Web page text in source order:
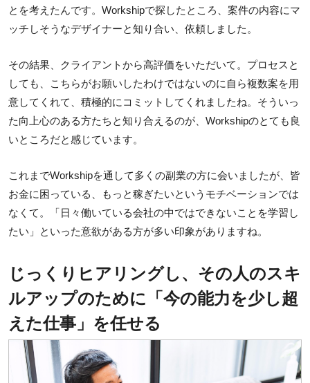
とを考えたんです。Workshipで探したところ、案件の内容にマ
ッチしそうなデザイナーと知り合い、依頼しました。
その結果、クライアントから高評価をいただいて。プロセスと
しても、こちらがお願いしたわけではないのに自ら複数案を用
意してくれて、積極的にコミットしてくれましたね。そういっ
た向上心のある方たちと知り合えるのが、Workshipのとても良
いところだと感じています。
これまでWorkshipを通して多くの副業の方に会いましたが、皆
お金に困っている、もっと稼ぎたいというモチベーションでは
なくて。「日々働いている会社の中ではできないことを学習し
たい」といった意欲がある方が多い印象がありますね。
じっくりヒアリングし、その人のスキ
ルアップのために「今の能力を少し超
えた仕事」を任せる